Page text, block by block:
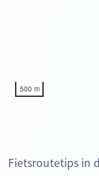
500 m
Fietsroutetips in